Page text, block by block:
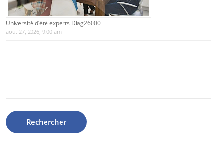
Université d’été experts Diag26000
août 27, 2026, 9:00 am